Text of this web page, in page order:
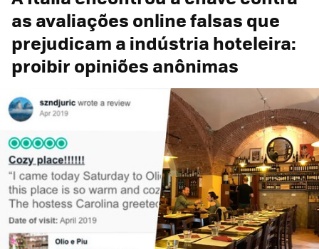
as avaliações online falsas que
prejudicam a indústria hoteleira:
proibir opiniões anônimas